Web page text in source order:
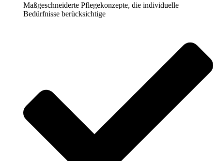
Maßgeschneiderte Pflegekonzepte, die individuelle
Bedürfnisse berücksichtige